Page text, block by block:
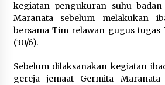
Kemenpar Turut
Pengembangan
8 Agustus 2026
kegiatan pengukuran suhu
Maranata sebelum melakukan
bersama Tim relawan gugus tugas
(30/6).
Sebelum dilaksanakan kegiatan
gereja jemaat Germita